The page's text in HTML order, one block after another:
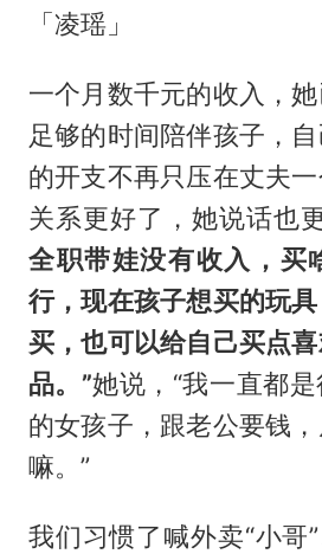
「凌瑶」
一个月数千元的收入，
足够的时间陪伴孩子，
的开支不再只压在丈夫
关系更好了，她说话也
全职带娃没有收入，买
行，现在孩子想买的玩
买，也可以给自己买点
品。”她说，“我一直都
的女孩子，跟老公要钱
嘛。”
我们习惯了喊外卖“小哥”